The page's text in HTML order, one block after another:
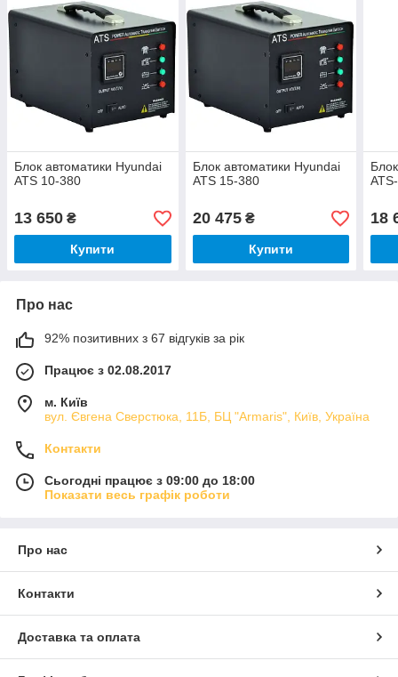
Блок автоматики Hyundai
ATS 10-380
13 650 ₴
Купити
Блок автоматики Hyundai
ATS 15-380
20 475₴
Купити
18
Про нас
92% позитивних з 67 відгуків за рік
Працює з 02.08.2017
м. Київ
вул. Євгена Сверстюка, 11Б, БЦ "Armaris", Київ, Україна
Контакти
Сьогодні працює з 09:00 до 18:00
Показати весь графік роботи
Про нас
Контакти
Доставка та оплата